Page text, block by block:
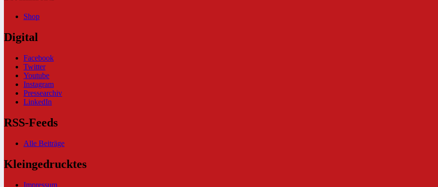
Shop
Digital
Facebook
Twitter
Youtube
Instagram
Pressearchiv
LinkedIn
RSS-Feeds
Alle Beiträge
Kleingedrucktes
Impressum